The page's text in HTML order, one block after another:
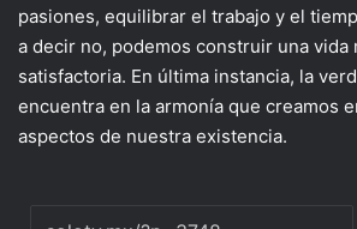
pasiones, equilibrar el trabajo y el
a decir no, podemos construir una vida
satisfactoria. En última instancia, la
encuentra en la armonía que creamos
aspectos de nuestra existencia.